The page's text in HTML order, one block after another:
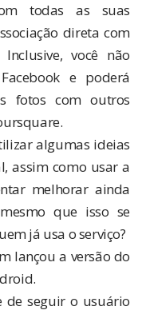
todas as suas
direta com
você não
e poderá
fotos com outros
algumas ideias
assim como usar a
melhorar ainda
que isso se
já usa o serviço?
lançou a versão do
de seguir o usuário